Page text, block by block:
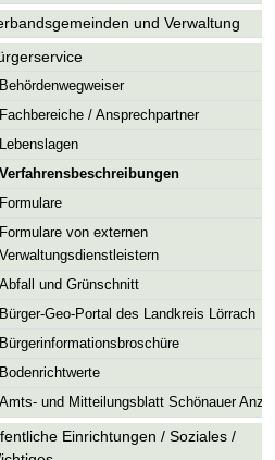
und Verwaltung
Behördenwegweiser
Fachbereiche / Ansprechpartner
Lebenslagen
Verfahrensbeschreibungen
Formulare
Formulare von externen
Verwaltungsdienstleistern
Abfall und Grünschnitt
Bürger-Geo-Portal des Landkreis Lörrach
Bürgerinformationsbroschüre
Bodenrichtwerte
Amts- und Mitteilungsblatt Schönauer
Einrichtungen / Soziales /